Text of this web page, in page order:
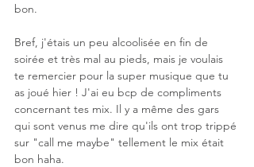
bon.
Bref, j'étais un peu alcoolisée en fin de
soirée et très mal au pieds, mais je voulais
te remercier pour la super musique que tu
as joué hier ! J'ai eu bcp de compliments
concernant tes mix. Il y a même des gars
qui sont venus me dire qu'ils ont trop trippé
sur "call me maybe" tellement le mix était
bon haha.